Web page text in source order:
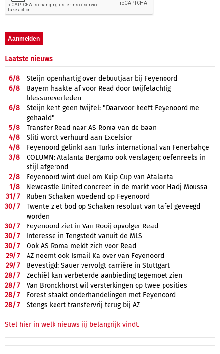
Laatste nieuws
6/8
Steijn openhartig over debuutjaar bij Feyenoord
6/8
Bayern haakte af voor Read door twijfelachtig
blessureverleden
6/8
Steijn kent geen twijfel: "Daarvoor heeft Feyenoord me
gehaald"
5/8
Transfer Read naar AS Roma van de baan
4/8
Sliti wordt verhuurd aan Excelsior
4/8
Feyenoord gelinkt aan Turks international van Fenerbahçe
3/8
COLUMN: Atalanta Bergamo ook verslagen; oefenreeks in
stijl afgerond
2/8
Feyenoord wint duel om Kuip Cup van Atalanta
1/8
Newcastle United concreet in de markt voor Hadj Moussa
31/7
Ruben Schaken woedend op Feyenoord
30/7
Twente ziet bod op Schaken resoluut van tafel geveegd
worden
30/7
Feyenoord ziet in Van Rooij opvolger Read
30/7
Interesse in Tengstedt vanuit de MLS
30/7
Ook AS Roma meldt zich voor Read
29/7
AZ neemt ook Ismail Ka over van Feyenoord
29/7
Bevestigd: Sauer vervolgt carrière in Stuttgart
28/7
Zechiël kan verbeterde aanbieding tegemoet zien
28/7
Van Bronckhorst wil versterkingen op twee posities
28/7
Forest staakt onderhandelingen met Feyenoord
28/7 Stengs keert transfervrij terug bij AZ
Stel hier in welk nieuws jij belangrijk vindt.